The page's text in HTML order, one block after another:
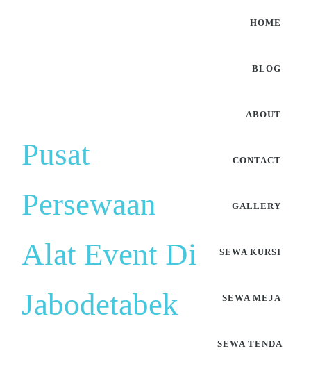
Pusat
Persewaan
Alat Event Di
Jabodetabek
HOME
BLOG
ABOUT
CONTACT
GALLERY
SEWA KURSI
SEWA MEJA
SEWA TENDA